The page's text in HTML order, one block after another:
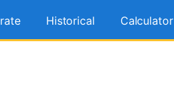
Historical Calculator